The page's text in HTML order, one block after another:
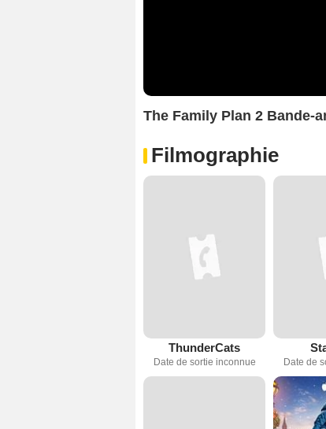
The Family Plan 2 Bande-
Filmographie
ThunderCats
Date de sortie inconnue Date de